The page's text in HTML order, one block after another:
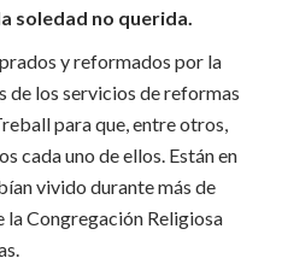
soledad no querida.
y reformados por la
de los servicios de reformas
para que, entre otros,
cada uno de ellos. Están en
vivido durante más de
la Congregación Religiosa